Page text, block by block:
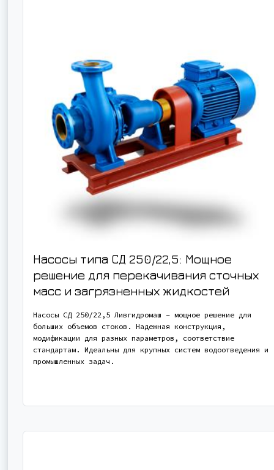
Насосы типа СД 250/22,5: Мощное
решение для перекачивания сточных
масс и загрязненных жидкостей
Насосы СД 250/22,5 Ливгидромаш – мощное решение для
больших объемов стоков. Надежная конструкция,
модификации для разных параметров, соответствие
стандартам. Идеальны для крупных систем водоотведения и
промышленных задач.